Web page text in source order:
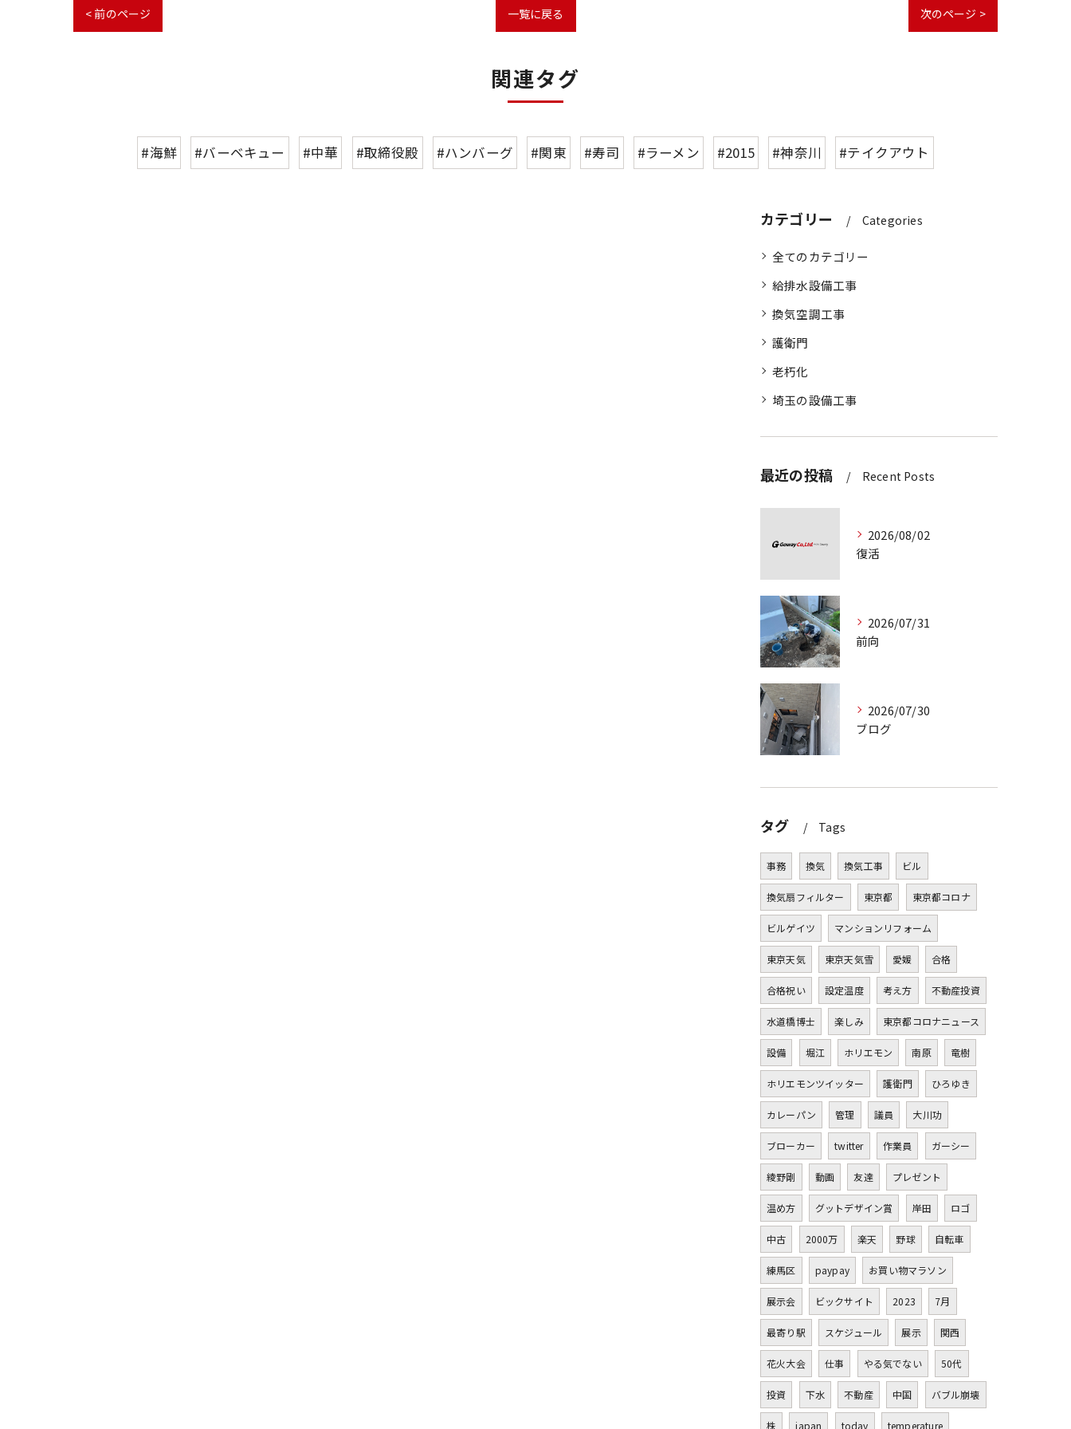
< 前のページ 一覧に戻る 次のページ >
関連タグ
#海鮮 #バーベキュー #中華 #取締役殿 #ハンバーグ #関東 #寿司 #ラーメン #2015 #神奈川 #テイクアウト
カテゴリー Categories
全てのカテゴリー
給排水設備工事
換気空調工事
護衛門
老朽化
埼玉の設備工事
最近の投稿 Recent Posts
2026/08/02
復活
2026/07/31
前向
2026/07/30
ブログ
タグ Tags
事務 換気 換気工事 ビル
換気扇フィルター 東京都 東京都コロナ
ビルゲイツ マンションリフォーム
東京天気 東京天気雪 愛媛 合格
合格祝い 設定温度 考え方 不動産投資
水道橋博士 楽しみ 東京都コロナニュース
設備 堀江 ホリエモン 南原 竜樹
ホリエモンツイッター 護衛門 ひろゆき
カレーパン 管理 議員 大川功
ブローカー twitter 作業員 ガーシー
綾野剛 動画 友達 プレゼント
温め方 グットデザイン賞 岸田 ロゴ
中古 2000万 楽天 野球 自転車
練馬区 paypay お買い物マラソン
展示会 ビックサイト 2023 7月
最寄り駅 スケジュール 展示 関西
花火大会 仕事 やる気でない 50代
投資 下水 不動産 中国 バブル崩壊
株 japan today temperature